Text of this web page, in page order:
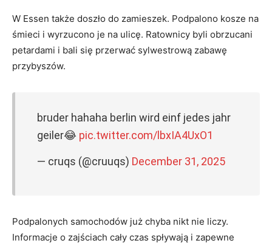
W Essen także doszło do zamieszek. Podpalono kosze na
śmieci i wyrzucono je na ulicę. Ratownicy byli obrzucani
petardami i bali się przerwać sylwestrową zabawę
przybyszów.
bruder hahaha berlin wird einf jedes jahr
geiler😂 pic.twitter.com/lbxIA4UxO1
— cruqs (@cruuqs) December 31, 2025
Podpalonych samochodów już chyba nikt nie liczy.
Informacje o zajściach cały czas spływają i zapewne